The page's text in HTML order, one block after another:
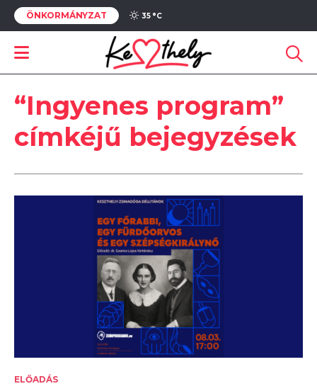
ÖNKORMÁNYZAT 35 °C
“Ingyenes program”
címkéjű bejegyzések
ELŐADÁS